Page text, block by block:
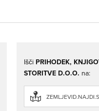
Išči PRIHODEK,
STORITVE D.O.O. na: